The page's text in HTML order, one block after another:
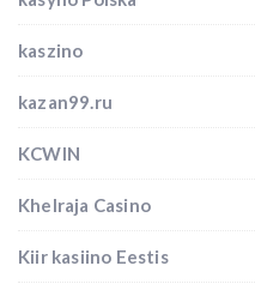
kaszino
kazan99.ru
KCWIN
Khelraja Casino
Kiir kasiino Eestis